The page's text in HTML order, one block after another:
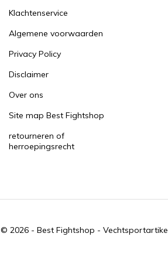
Klachtenservice
Algemene voorwaarden
Privacy Policy
Disclaimer
Over ons
Site map Best Fightshop
retourneren of
herroepingsrecht
© 2026 - Best Fightshop -